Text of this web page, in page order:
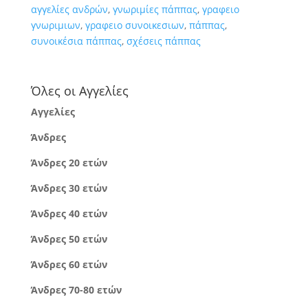
αγγελίες ανδρών, γνωριμίες πάππας, γραφειο
γνωριμιων, γραφειο συνοικεσιων, πάππας,
συνοικέσια πάππας, σχέσεις πάππας
Όλες οι Αγγελίες
Αγγελίες
Άνδρες
Άνδρες 20 ετών
Άνδρες 30 ετών
Άνδρες 40 ετών
Άνδρες 50 ετών
Άνδρες 60 ετών
Άνδρες 70-80 ετών